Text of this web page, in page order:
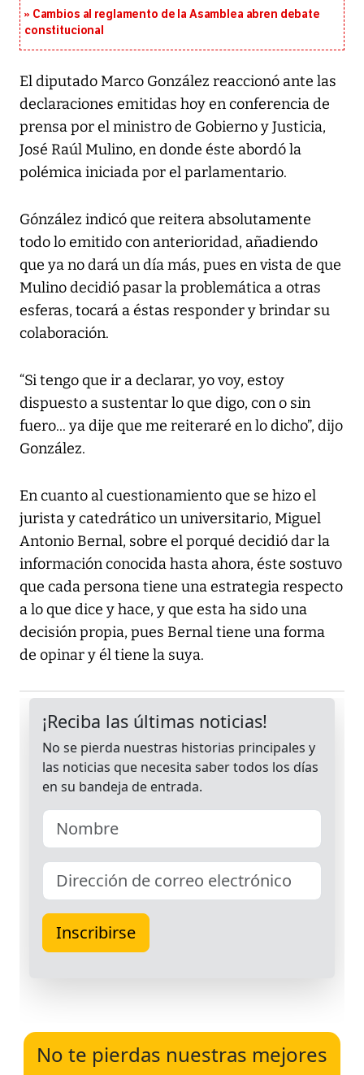
Cambios al reglamento de la Asamblea abren debate
constitucional
El diputado Marco González reaccionó ante las
declaraciones emitidas hoy en conferencia de
prensa por el ministro de Gobierno y Justicia,
José Raúl Mulino, en donde éste abordó la
polémica iniciada por el parlamentario.
Gónzález indicó que reitera absolutamente
todo lo emitido con anterioridad, añadiendo
que ya no dará un día más, pues en vista de que
Mulino decidió pasar la problemática a otras
esferas, tocará a éstas responder y brindar su
colaboración.
“Si tengo que ir a declarar, yo voy, estoy
dispuesto a sustentar lo que digo, con o sin
fuero... ya dije que me reiteraré en lo dicho”, dijo
González.
En cuanto al cuestionamiento que se hizo el
jurista y catedrático un universitario, Miguel
Antonio Bernal, sobre el porqué decidió dar la
información conocida hasta ahora, éste sostuvo
que cada persona tiene una estrategia respecto
a lo que dice y hace, y que esta ha sido una
decisión propia, pues Bernal tiene una forma
de opinar y él tiene la suya.
No te pierdas nuestras mejores